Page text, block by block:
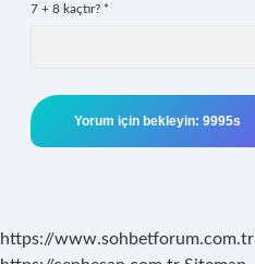
7 + 8 kaçtır? *
https://www.sohbetforum.com.tr